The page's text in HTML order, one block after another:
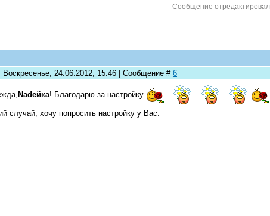
Сообщение отредактировал
Воскресенье, 24.06.2012, 15:46 | Сообщение # 6
Nadeйка! Благодарю за настройку
случай, хочу попросить настройку у Вас.